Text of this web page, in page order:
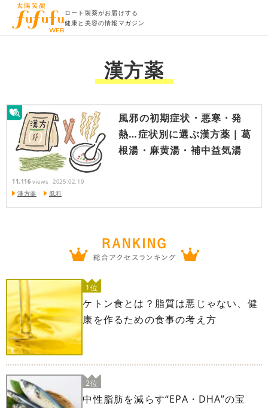
ロート製薬がお届けする
健康と美容の情報マガジン
漢方薬
風邪の初期症状・悪寒・発
熱…症状別に選ぶ漢方薬｜葛
根湯・麻黄湯・補中益気湯
11,116 views 2025.02.19
漢方薬 風邪
1位
ケトン食とは？脂質は悪じゃない、健
康を作るための食事の考え方
2位
中性脂肪を減らす“EPA・DHA”の宝